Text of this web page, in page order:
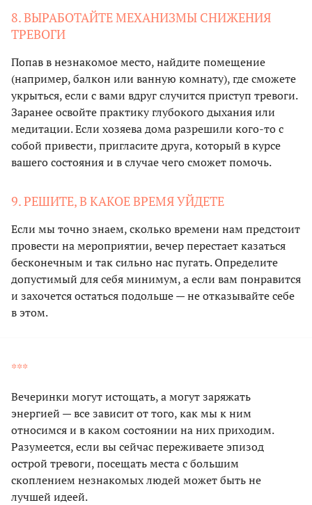
8. ВЫРАБОТАЙТЕ МЕХАНИЗМЫ СНИЖЕНИЯ
ТРЕВОГИ
Попав в незнакомое место, найдите помещение
(например, балкон или ванную комнату), где сможете
укрыться, если с вами вдруг случится приступ тревоги.
Заранее освойте практику глубокого дыхания или
медитации. Если хозяева дома разрешили кого-то с
собой привести, пригласите друга, который в курсе
вашего состояния и в случае чего сможет помочь.
9. РЕШИТЕ, В КАКОЕ ВРЕМЯ УЙДЕТЕ
Если мы точно знаем, сколько времени нам предстоит
провести на мероприятии, вечер перестает казаться
бесконечным и так сильно нас пугать. Определите
допустимый для себя минимум, а если вам понравится
и захочется остаться подольше — не отказывайте себе
в этом.
***
Вечеринки могут истощать, а могут заряжать
энергией — все зависит от того, как мы к ним
относимся и в каком состоянии на них приходим.
Разумеется, если вы сейчас переживаете эпизод
острой тревоги, посещать места с большим
скоплением незнакомых людей может быть не
лучшей идеей.